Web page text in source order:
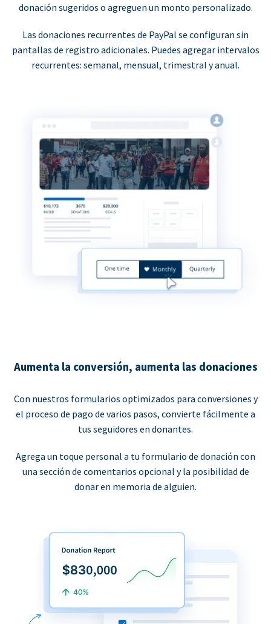
donación sugeridos o agreguen un monto personalizado.
Las donaciones recurrentes de PayPal se configuran sin
pantallas de registro adicionales. Puedes agregar intervalos
recurrentes: semanal, mensual, trimestral y anual.
Aumenta la conversión, aumenta las donaciones
Con nuestros formularios optimizados para conversiones y
el proceso de pago de varios pasos, convierte fácilmente a
tus seguidores en donantes.
Agrega un toque personal a tu formulario de donación con
una sección de comentarios opcional y la posibilidad de
donar en memoria de alguien.